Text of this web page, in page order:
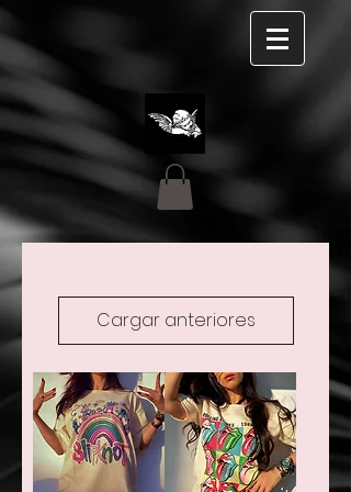
Cargar anteriores